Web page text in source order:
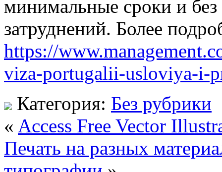
минимальные сроки и
затруднений. Более
https://
viza-portugalii-usloviya-i-
Категория: Без рубрики
« Access Free Vector
Печать на разных